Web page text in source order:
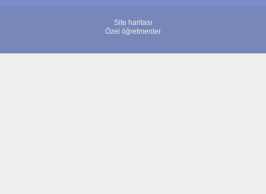
Site haritası
Özel öğretmenler